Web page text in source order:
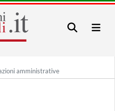
amministrative